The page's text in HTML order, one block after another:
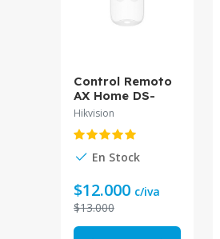
Control Remoto
AX Home DS-
PKF201-WB
Hikvision
En Stock
$12.000 c/iva
$13.000